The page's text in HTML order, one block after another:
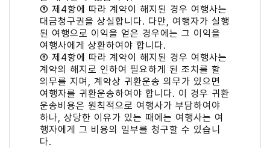
⑤ 제4항에 따라 계약이 해지된 경우 여행사는
대금청구권을 상실합니다. 다만, 여행자가 실행
된 여행으로 이익을 얻은 경우에는 그 이익을
여행사에게 상환하여야 합니다.
⑥ 제4항에 따라 계약이 해지된 경우 여행사는
계약의 해지로 인하여 필요하게 된 조치를 할
의무를 지며, 계약상 귀환운송 의무가 있으면
여행자를 귀환운송하여야 합니다. 이 경우 귀환
운송비용은 원칙적으로 여행사가 부담하여야
하나, 상당한 이유가 있는 때에는 여행사는 여
행자에게 그 비용의 일부를 청구할 수 있습니
다.